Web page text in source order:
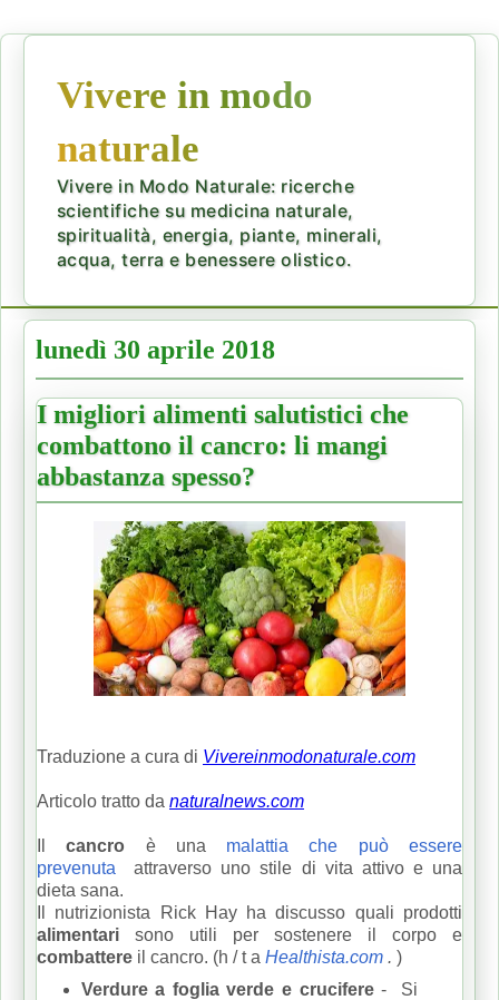
Vivere in modo
naturale
Vivere in Modo Naturale: ricerche
scientifiche su medicina naturale,
spiritualità, energia, piante, minerali,
acqua, terra e benessere olistico.
lunedì 30 aprile 2018
I migliori alimenti salutistici che
combattono il cancro: li mangi
abbastanza spesso?
Traduzione a cura di Vivereinmodonaturale.com
Articolo tratto da naturalnews.com
Ilcancro è una malattia che può essere
prevenuta attraverso uno stile di vita attivo e una
dieta sana.
Il nutrizionista Rick Hay ha discusso quali prodotti
alimentari sono utili per sostenere il corpo e
combattere il cancro. (h / t a Healthista.com . )
Verdure a foglia verde e crucifere-
Si